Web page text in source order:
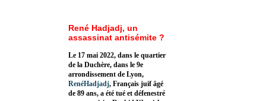
René Hadjadj, un
assassinat antisémite ?
Le 17 mai 2022, dans le quartier
de la Duchère, dans le 9e
arrondissement de Lyon,
RenéHadjadj, Français juif âgé
de 89 ans, a été tué et défenestré